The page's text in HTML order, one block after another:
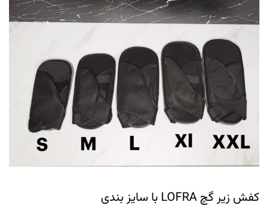
کفش زیر گچ LOFRA با سایز بندی